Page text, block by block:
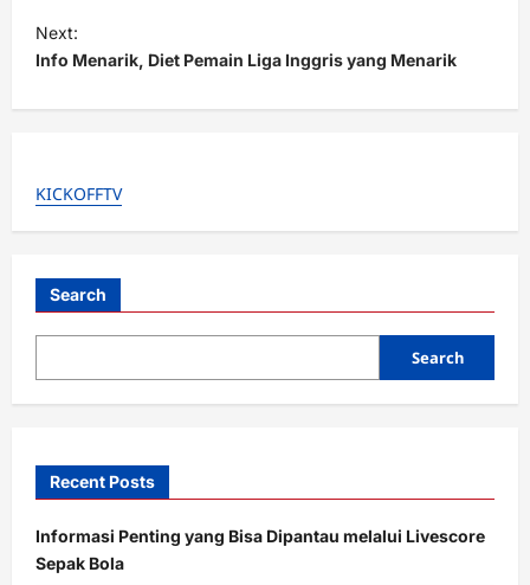
s
t
i
g
a
t
o
Next:
Info Menarik, Diet Pemain Liga Inggris yang Menarik
KICKOFFTV
Search
Search
Recent Posts
Informasi Penting yang Bisa Dipantau melalui Livescore
Sepak Bola